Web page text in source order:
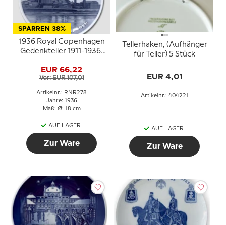
SPARREN 38%
1936 Royal Copenhagen
Gedenkteller 1911-1936,
CEMENTFABRIK 1911 10.
NOVBR 1936
EUR 66,22
Vor: EUR 107,01
Artikelnr.: RNR278
Jahre: 1936
Maß: Ø: 18 cm
AUF LAGER
Zur Ware
Tellerhaken, (Aufhänger
für Teller) 5 Stück
EUR 4,01
Artikelnr.: 404221
AUF LAGER
Zur Ware